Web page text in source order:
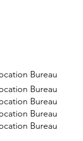
Bureau
Bureau
Bureau
Bureau
Bureau